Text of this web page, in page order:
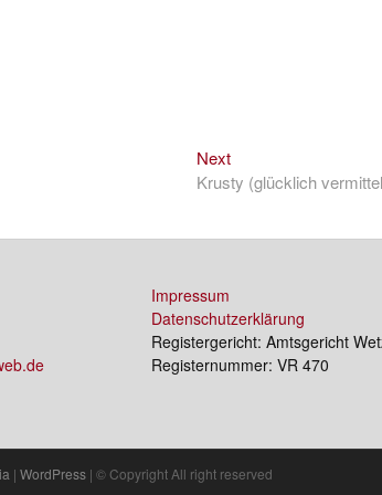
NextNext
post:
Krusty (glücklich
Impressum
Datenschutzerklärung
Registergericht: Amtsgericht
Registernummer: VR 470
| WordPress | © Copyright All right reserved